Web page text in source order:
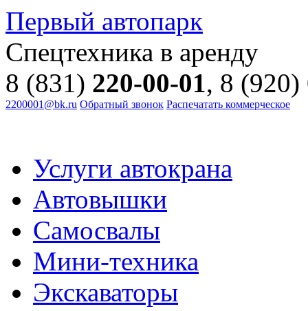
Первый автопарк
Спецтехника в аренду
8 (831) 220-00-01, 8 (920)
2200001@bk.ru Обратный звонок Распечатать коммерческое
Услуги автокрана
Автовышки
Самосвалы
Мини-техника
Экскаваторы